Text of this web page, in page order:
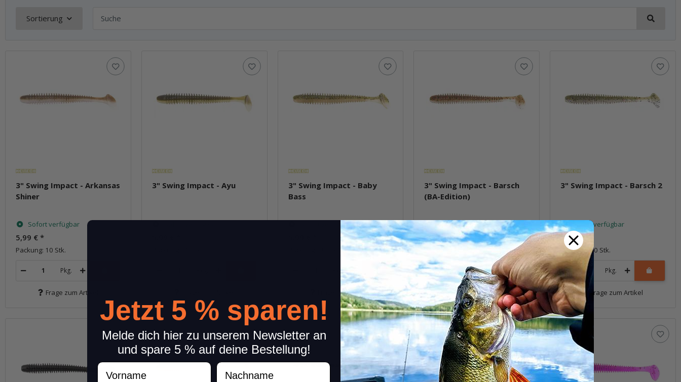
Sortierung
3" Swing Impact - Arkansas
Shiner
Sofort verfügbar
5,99 € *
Packung: 10 Stk.
Pkg.
Frage zum Artikel
3" Swing Impact - Ayu
3" Swing Impact - Baby
Bass
Sofort verfügbar
Pkg.
Frage zum Artikel
3" Swing Impact - Barsch
(BA-Edition)
Sofort verfügbar
5,99 €*
Packung: 10 Stk.
Pkg.
Frage zum Artikel
3" Swing Impact - Barsch 2
Sofort verfügbar
5,99 €*
Packung: 10 Stk.
Pkg.
Frage zum Artikel
Jetzt 5 % sparen!
Melde dich hier zu unserem Newsletter an
und spare 5 % auf deine Bestellung!
Vorname Nachname